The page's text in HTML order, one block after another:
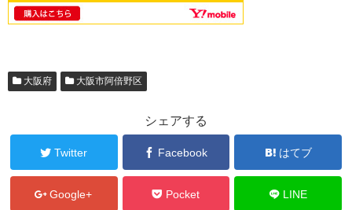
大阪府 大阪市阿倍野区
シェアする
Twitter Facebook はてブ
Google+ Pocket LINE